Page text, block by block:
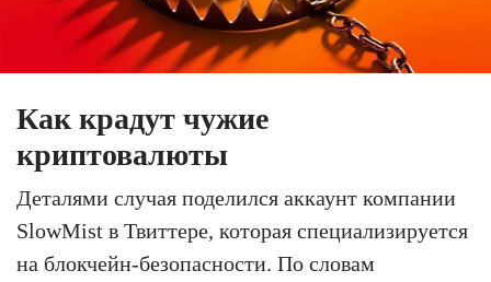
Как крадут чужие
криптовалюты
Деталями случая поделился аккаунт компании
SlowMist в Твиттере, которая специализируется
на блокчейн-безопасности. По словам